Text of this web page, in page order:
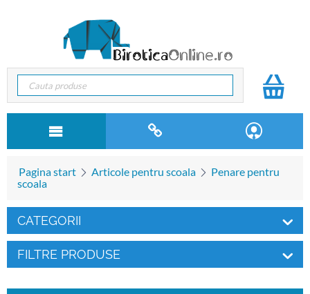
Pagina start Articole pentru scoala
Penare pentru
scoala
CATEGORII
FILTRE PRODUSE